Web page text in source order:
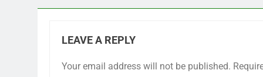
LEAVE A REPLY
Your email address will not be published.